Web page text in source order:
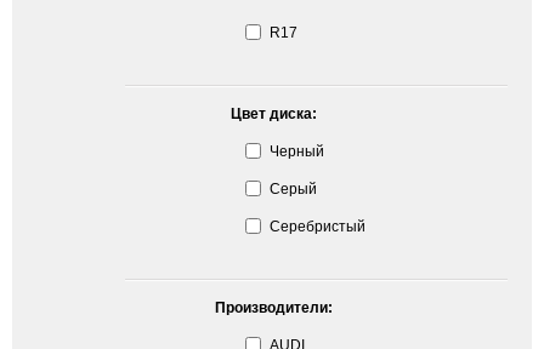
R17
Цвет диска:
Черный
Серый
Серебристый
Производители:
AUDI